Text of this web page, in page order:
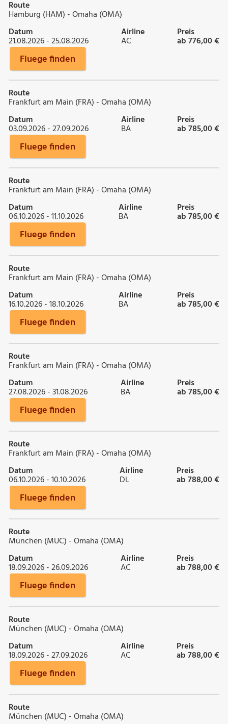
Route
Hamburg (HAM) - Omaha (OMA)
Datum
21.08.2026 - 25.08.2026
Airline
AC
Preis
ab 776,00 €
Fluege finden
Route
Frankfurt am Main (FRA) - Omaha (OMA)
Datum
03.09.2026 - 27.09.2026
Airline
BA
Preis
ab 785,00 €
Fluege finden
Route
Frankfurt am Main (FRA) - Omaha (OMA)
Datum
06.10.2026 - 11.10.2026
Airline
BA
Preis
ab 785,00 €
Fluege finden
Route
Frankfurt am Main (FRA) - Omaha (OMA)
Datum
16.10.2026 - 18.10.2026
Airline
BA
Preis
ab 785,00 €
Fluege finden
Route
Frankfurt am Main (FRA) - Omaha (OMA)
Datum
27.08.2026 - 31.08.2026
Airline
BA
Preis
ab 785,00 €
Fluege finden
Route
Frankfurt am Main (FRA) - Omaha (OMA)
Datum
06.10.2026 - 10.10.2026
Airline
DL
Preis
ab 788,00 €
Fluege finden
Route
München (MUC) - Omaha (OMA)
Datum
18.09.2026 - 26.09.2026
Airline
AC
Preis
ab 788,00 €
Fluege finden
Route
München (MUC) - Omaha (OMA)
Datum
18.09.2026 - 27.09.2026
Airline
AC
Preis
ab 788,00 €
Fluege finden
Route
München (MUC) - Omaha (OMA)